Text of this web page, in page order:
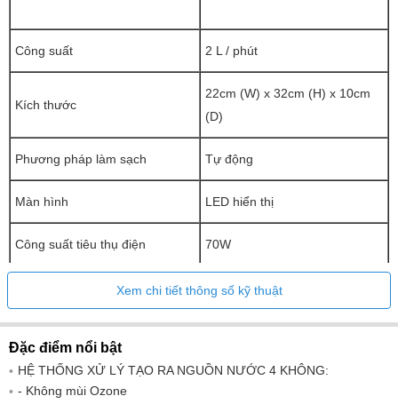
Công suất 2 L / phút
Kích thước
22cm (W) x 32cm (H) x 10cm
(D)
Phương pháp làm sạch Tự động
Màn hình LED hiển thị
Công suất tiêu thụ điện 70W
Titan (tráng bạch kim)
Điện cực làm sạch Tự động
Nồng độ Hydrogen hòa tan
Tối đa 1570 ppb/ 1270ppb
Xem chi tiết thông số kỹ thuật
Đặc điểm nổi bật
HỆ THỐNG XỬ LÝ TẠO RA NGUỒN NƯỚC 4 KHÔNG:
- Không mùi Ozone